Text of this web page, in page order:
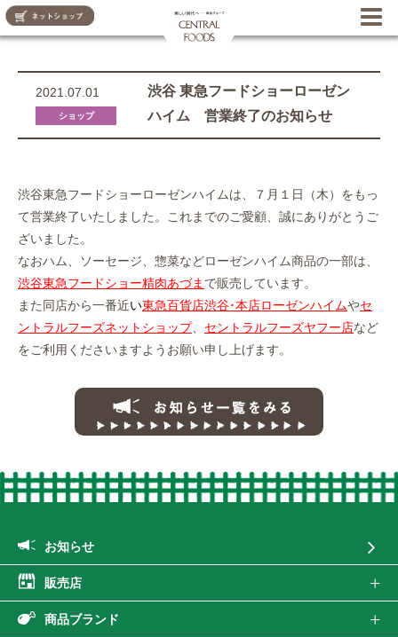
2021.07.01
ショップ
渋谷 東急フードショーローゼン
ハイム 営業終了のお知らせ
渋谷東急フードショーローゼンハイムは、７月１日（木）をもっ
て営業終了いたしました。これまでのご愛顧、誠にありがとうご
ざいました。
なおハム、ソーセージ、惣菜などローゼンハイム商品の一部は、
渋谷東急フードショー精肉あづま で販売しています。
また同店から一番近い東急百貨店渋谷･本店ローゼンハイムやセ
ントラルフーズネットショップ、 セントラルフーズヤフー店など
をご利用くださいますようお願い申し上げます。
お知らせ
販売店
商品ブランド